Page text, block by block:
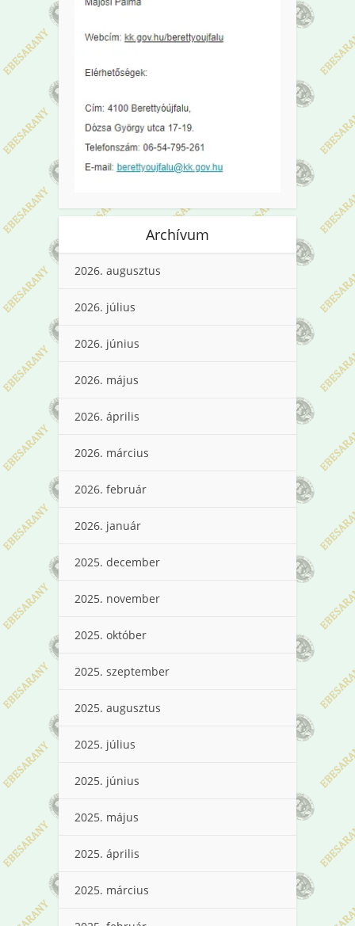
Archívum
2026. augusztus
2026. július
2026. június
2026. május
2026. április
2026. március
2026. február
2026. január
2025. december
2025. november
2025. október
2025. szeptember
2025. augusztus
2025. július
2025. június
2025. május
2025. április
2025. március